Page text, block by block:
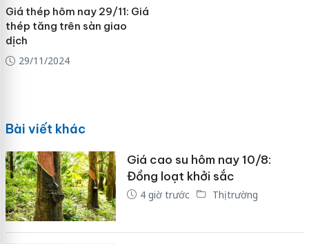
Giá thép hôm nay 29/11: Giá
thép tăng trên sàn giao
dịch
29/11/2024
Bài viết khác
Giá cao su hôm nay 10/8:
Đồng loạt khởi sắc
4 giờ trước Thị trường